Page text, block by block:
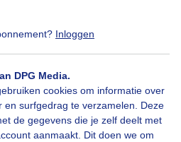
Inloggen
DPG Media.
cookies om informatie over
en surfgedrag te verzamelen. Deze
de gegevens die je zelf deelt met
aanmaakt. Dit doen we om